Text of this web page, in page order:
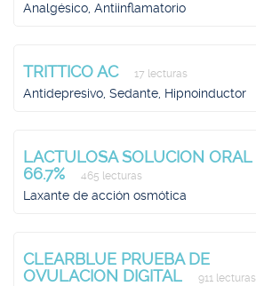
Analgésico, Antiinflamatorio
TRITTICO AC 17 lecturas
Antidepresivo, Sedante, Hipnoinductor
LACTULOSA SOLUCION ORAL
66.7%
465 lecturas
Laxante de acción osmótica
CLEARBLUE PRUEBA DE
OVULACION DIGITAL
911 lecturas